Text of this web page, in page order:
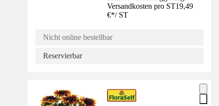
Versandkosten pro ST19,49
€*/ ST
Nicht online bestellbar
Reservierbar